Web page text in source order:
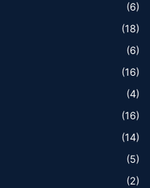
(6)
(18)
(6)
(16)
(4)
(16)
(14)
(5)
(2)